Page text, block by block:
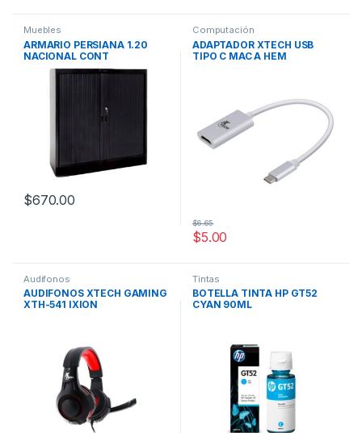
Muebles
ARMARIO PERSIANA 1.20
NACIONAL CONT
$670.00
Computación
ADAPTADOR XTECH USB
TIPO C MAC A HEM
$5.00
$6.65
Audifonos
AUDIFONOS XTECH GAMING
XTH-541 IXION
Tintas
BOTELLA TINTA HP GT52
CYAN 90ML